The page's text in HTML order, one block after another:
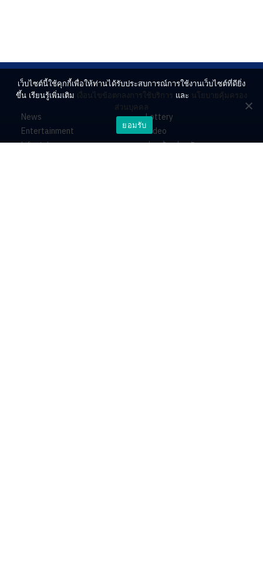
News
Entertainment
Lifestyle
Lottery
Video
ร่วมด้วยช่วยกัน
เว็บไซต์นี้ใช้คุกกี้เพื่อให้ท่านได้รับประสบการณ์การใช้งานเว็บไซต์ที่ดียิ่ง
ขึ้น เรียนรู้เพิ่มเติม เงื่อนไขข้อตกลงการใช้บริการ และ นโยบายคุ้มครอง
ส่วนบุคคล
ยอมรับ